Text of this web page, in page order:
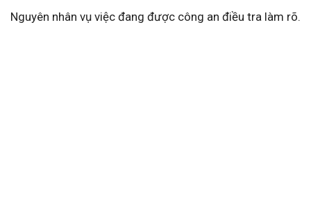
Nguyên nhân vụ việc đang được công an điều tra làm rõ.